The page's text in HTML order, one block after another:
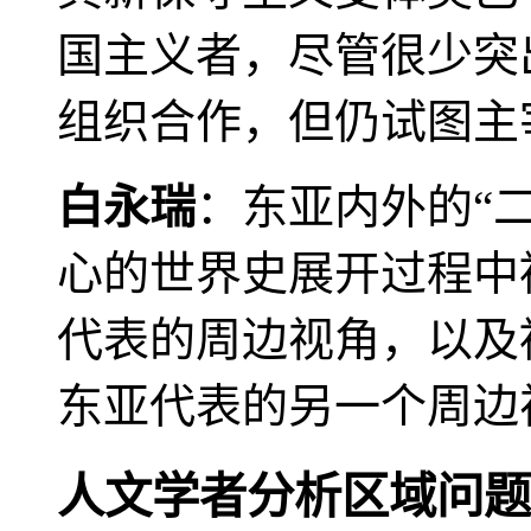
国主义者，尽管很少
组织合作，但仍试图
白永瑞：东亚内外的“
心的世界史展开过程
代表的周边视角，以
东亚代表的另一个周
人文学者分析区域问题